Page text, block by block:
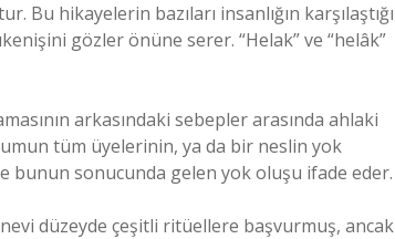
hikayelerin bazıları insanlığın karşılaştığı
gözler önüne serer. “Helak” ve “helâk”
arkasındaki sebepler arasında ahlaki
tüm üyelerinin, ya da bir neslin yok
bunun sonucunda gelen yok oluşu ifade eder.
düzeyde çeşitli ritüellere başvurmuş, ancak